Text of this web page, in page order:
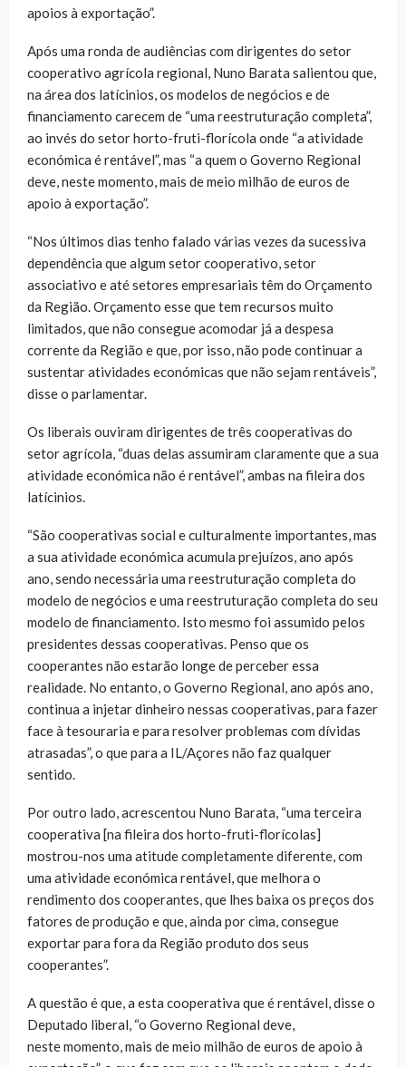
apoios à exportação”.
Após uma ronda de audiências com dirigentes do setor
cooperativo agrícola regional, Nuno Barata salientou que,
na área dos latícinios, os modelos de negócios e de
financiamento carecem de “uma reestruturação completa”,
ao invés do setor horto-fruti-florícola onde “a atividade
económica é rentável”, mas “a quem o Governo Regional
deve, neste momento, mais de meio milhão de euros de
apoio à exportação”.
“Nos últimos dias tenho falado várias vezes da sucessiva
dependência que algum setor cooperativo, setor
associativo e até setores empresariais têm do Orçamento
da Região. Orçamento esse que tem recursos muito
limitados, que não consegue acomodar já a despesa
corrente da Região e que, por isso, não pode continuar a
sustentar atividades económicas que não sejam rentáveis”,
disse o parlamentar.
Os liberais ouviram dirigentes de três cooperativas do
setor agrícola, “duas delas assumiram claramente que a sua
atividade económica não é rentável”, ambas na fileira dos
latícinios.
“São cooperativas social e culturalmente importantes, mas
a sua atividade económica acumula prejuízos, ano após
ano, sendo necessária uma reestruturação completa do
modelo de negócios e uma reestruturação completa do seu
modelo de financiamento. Isto mesmo foi assumido pelos
presidentes dessas cooperativas. Penso que os
cooperantes não estarão longe de perceber essa
realidade. No entanto, o Governo Regional, ano após ano,
continua a injetar dinheiro nessas cooperativas, para fazer
face à tesouraria e para resolver problemas com dívidas
atrasadas”, o que para a IL/Açores não faz qualquer
sentido.
Por outro lado, acrescentou Nuno Barata, “uma terceira
cooperativa [na fileira dos horto-fruti-florícolas]
mostrou-nos uma atitude completamente diferente, com
uma atividade económica rentável, que melhora o
rendimento dos cooperantes, que lhes baixa os preços dos
fatores de produção e que, ainda por cima, consegue
exportar para fora da Região produto dos seus
cooperantes”.
A questão é que, a esta cooperativa que é rentável, disse o
Deputado liberal, “o Governo Regional deve,
neste momento, mais de meio milhão de euros de apoio à